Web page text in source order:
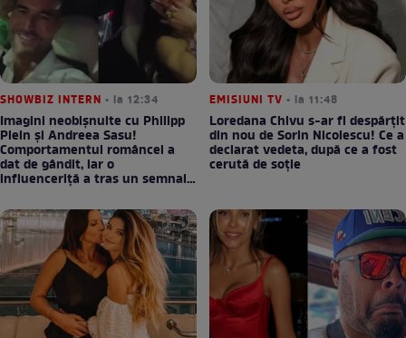
SHOWBIZ INTERN • la 12:34
Imagini neobișnuite cu Philipp
Plein și Andreea Sasu!
Comportamentul româncei a
dat de gândit, iar o
influenceriță a tras un semnal
EMISIUNI TV • la 11:48
Loredana Chivu s-ar fi despărțit
din nou de Sorin Nicolescu! Ce a
declarat vedeta, după ce a fost
cerută de soție